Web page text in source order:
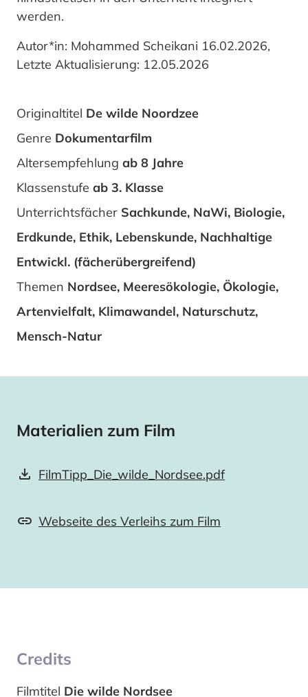
werden.
Autor*in: Mohammed Scheikani 16.02.2026,
Letzte Aktualisierung: 12.05.2026
Originaltitel De wilde Noordzee
Genre Dokumentarfilm
Altersempfehlung ab 8 Jahre
Klassenstufe ab 3. Klasse
Unterrichtsfächer Sachkunde, NaWi, Biologie,
Erdkunde, Ethik, Lebenskunde, Nachhaltige
Entwickl. (fächerübergreifend)
Themen Nordsee, Meeresökologie, Ökologie,
Artenvielfalt, Klimawandel, Naturschutz,
Mensch-Natur
Materialien zum Film
FilmTipp_Die_wilde_Nordsee.pdf
Webseite des Verleihs zum Film
Credits
Filmtitel Die wilde Nordsee